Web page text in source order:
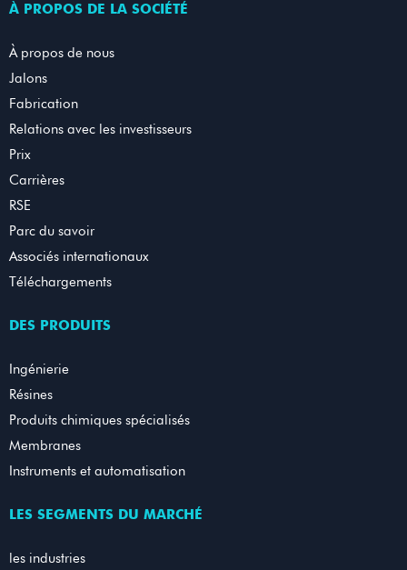
À PROPOS DE LA SOCIÉTÉ
À propos de nous
Jalons
Fabrication
Relations avec les investisseurs
Prix
Carrières
RSE
Parc du savoir
Associés internationaux
Téléchargements
DES PRODUITS
Ingénierie
Résines
Produits chimiques spécialisés
Membranes
Instruments et automatisation
LES SEGMENTS DU MARCHÉ
les industries